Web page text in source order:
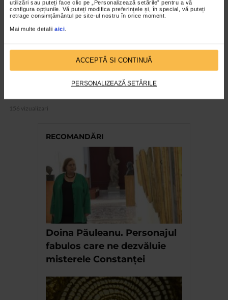
utilizări sau puteți face clic pe „Personalizează setările” pentru a vă
configura opțiunile. Vă puteți modifica preferințele și, în special, vă puteți
retrage consimțământul pe site-ul nostru în orice moment.
Mai multe detalii aici.
ACCEPTĂ SI CONTINUĂ
PERSONALIZEAZĂ SETĂRILE
CLIPA DE ARTA
ARTS and ARTISTS. Anca Coller – “Cenușa
156 vizualizari
RECOMANDĂRI
Doina Păuleanu. Personajul
fabulos care ne dezvăluie
misterele Constanței